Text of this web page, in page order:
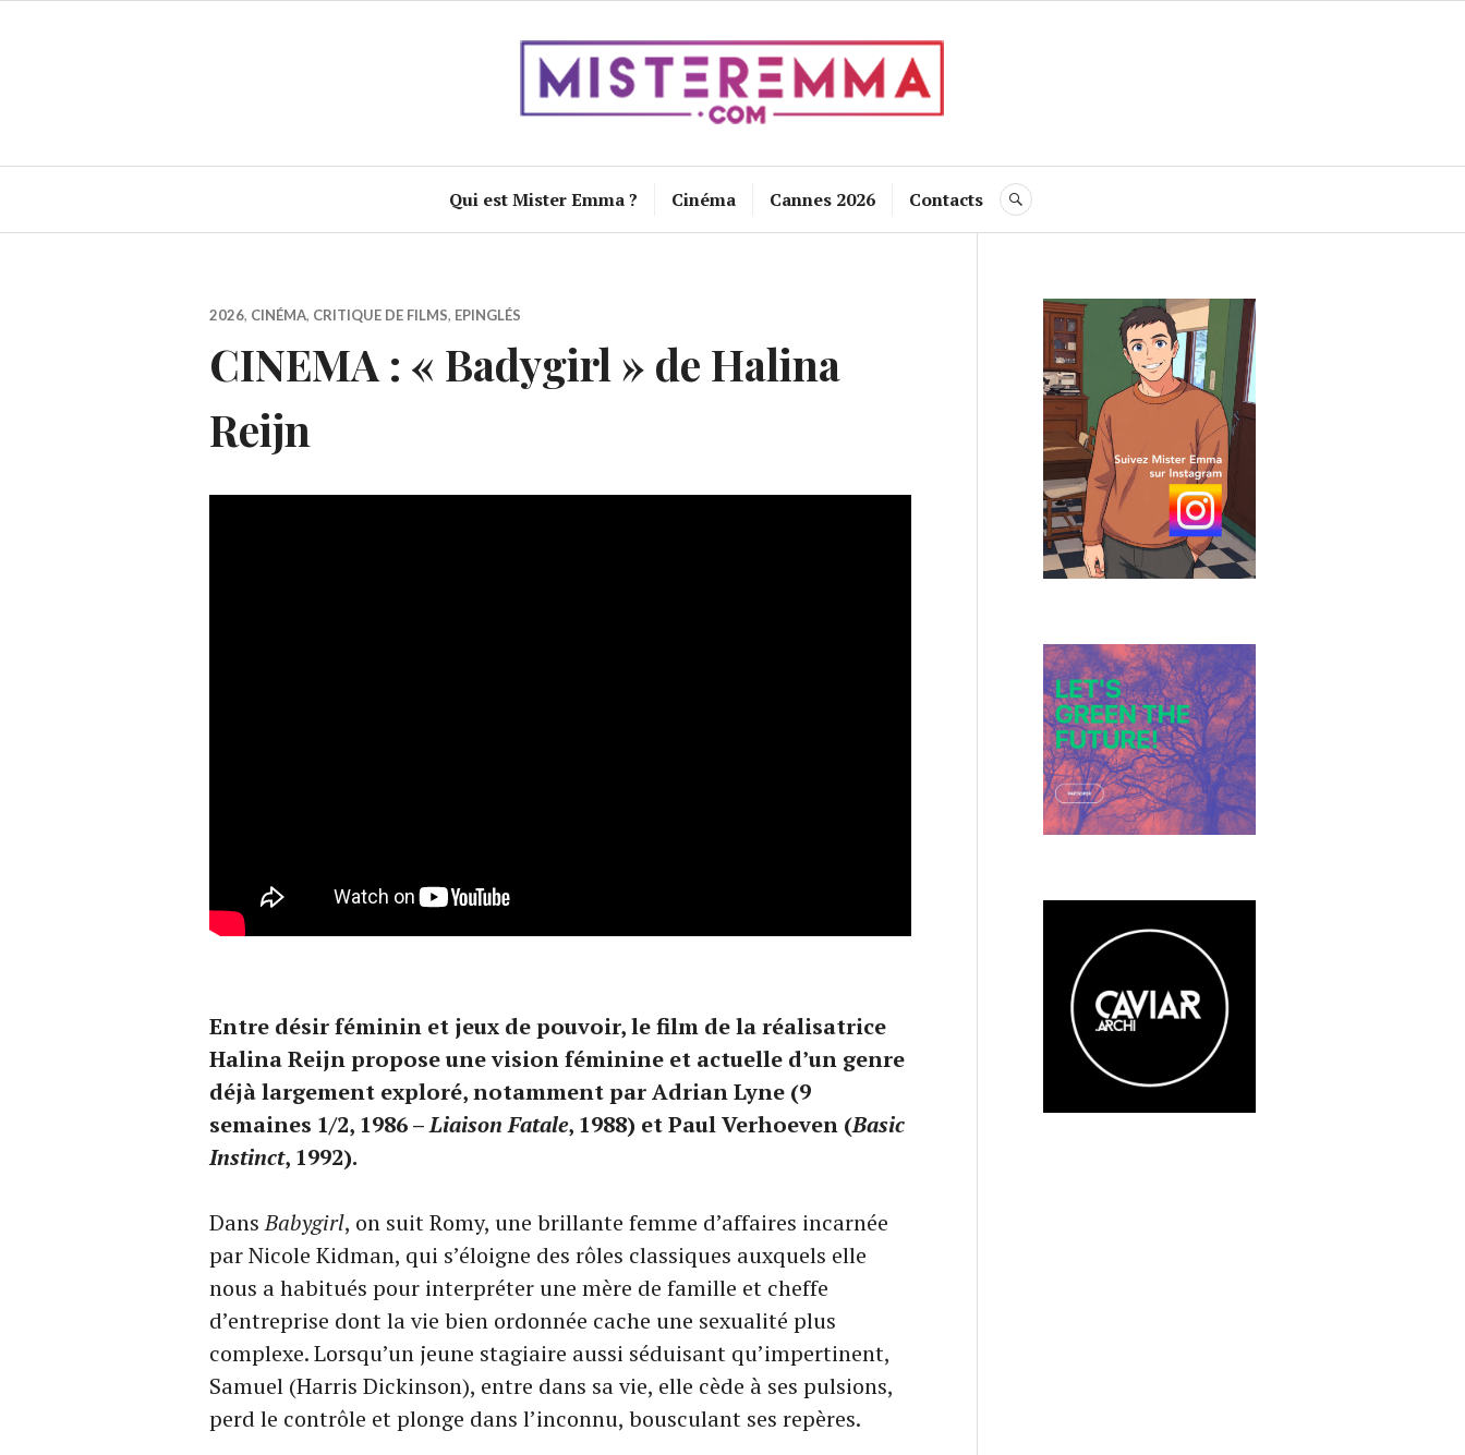
Qui est Mister Emma ? Cinéma Cannes 2026 Contacts RECHERCHE
2026, CINÉMA, CRITIQUE DE FILMS, EPINGLÉS
CINEMA : « Badygirl » de Halina
Reijn
Entre désir féminin et jeux de pouvoir, le film de la réalisatrice
Halina Reijn propose une vision féminine et actuelle d’un genre
déjà largement exploré, notamment par Adrian Lyne (9
semaines 1/2, 1986 –Liaison Fatale, 1988) et Paul Verhoeven (Basic
Instinct, 1992).
DansBabygirl, on suit Romy, une brillante femme d’affaires incarnée
par Nicole Kidman, qui s’éloigne des rôles classiques auxquels elle
nous a habitués pour interpréter une mère de famille et cheffe
d’entreprise dont la vie bien ordonnée cache une sexualité plus
complexe. Lorsqu’un jeune stagiaire aussi séduisant qu’impertinent,
Samuel (Harris Dickinson), entre dans sa vie, elle cède à ses pulsions,
perd le contrôle et plonge dans l’inconnu, bousculant ses repères.